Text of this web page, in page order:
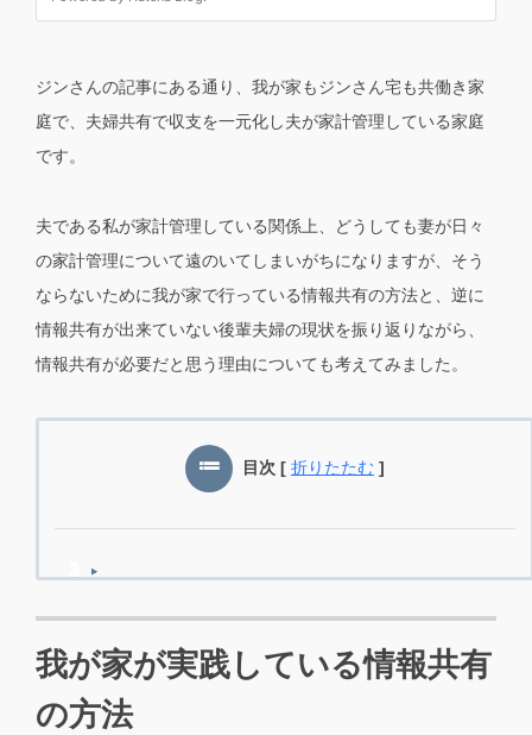
ジンさんの記事にある通り、我が家もジンさん宅も共働き家
庭で、夫婦共有で収支を一元化し夫が家計管理している家庭
です。
夫である私が家計管理している関係上、どうしても妻が日々
の家計管理について遠のいてしまいがちになりますが、そう
ならないために我が家で行っている情報共有の方法と、逆に
情報共有が出来ていない後輩夫婦の現状を振り返りながら、
情報共有が必要だと思う理由についても考えてみました。
目次 [ 折りたたむ ]
我が家が実践している情報共有
の方法